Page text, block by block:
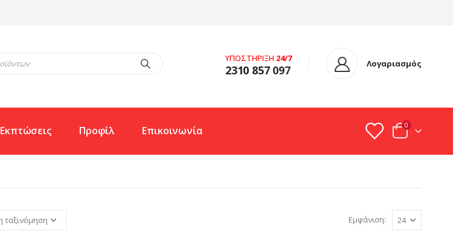
ΥΠΟΣΤΗΡΙΞΗ 24/7
2310 857097 Λογαριασμός
Εκπτώσεις Προφίλ Επικοινωνία 0
Εμφάνιση: